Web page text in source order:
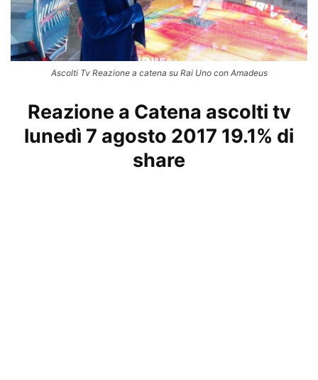
Ascolti Tv Reazione a catena su Rai Uno con Amadeus
Reazione a Catena ascolti tv
lunedì 7 agosto 2017 19.1% di
share